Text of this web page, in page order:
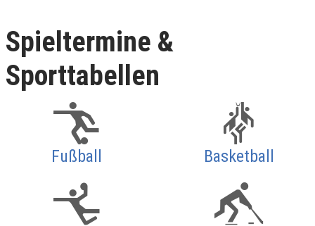
Spieltermine &
Sporttabellen
Fußball Basketball